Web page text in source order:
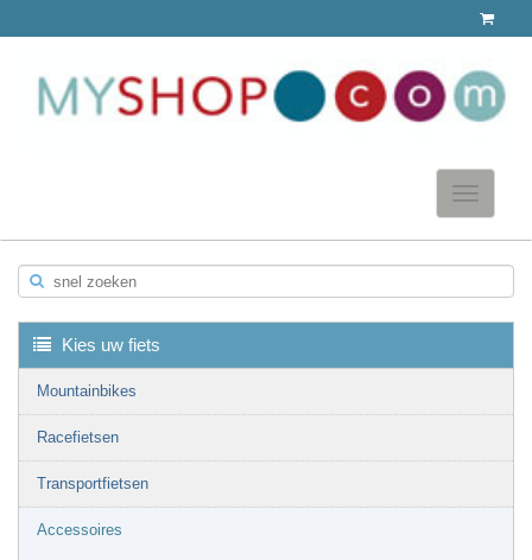
Toggle
▼
snel zoeken
Kies uw fiets
Mountainbikes
Racefietsen
Transportfietsen
Accessoires